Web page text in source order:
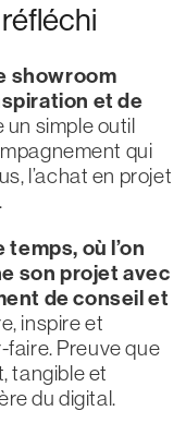
showroom
et de
un simple outil
qui
l’achat en projet
temps, où l’on
son projet avec
de conseil et
inspire et
Preuve que
tangible et
du digital.